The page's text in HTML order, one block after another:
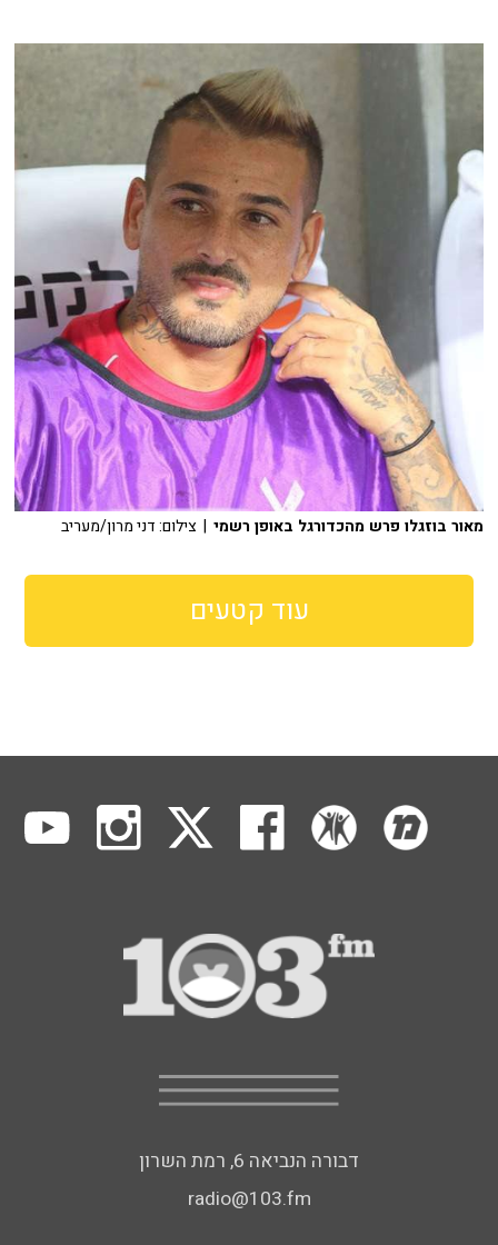
מאור בוזגלו פרש מהכדורגל באופן רשמי | צילום: דני מרון/מעריב
עוד קטעים
דבורה הנביאה 6, רמת השרון
radio@103.fm